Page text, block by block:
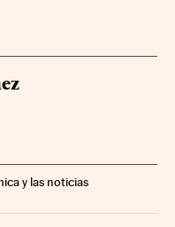
y las noticias